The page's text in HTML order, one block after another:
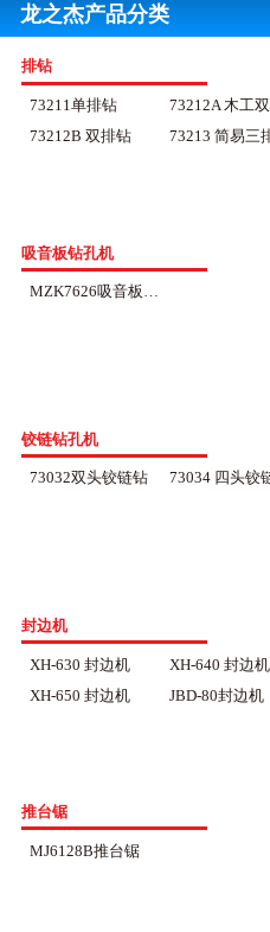
龙之杰产品分类
排钻
73211单排钻
73212A 木工
73212B 双排钻
73213 简易三
吸音板钻孔机
MZK7626吸音板钻孔机
铰链钻孔机
73032双头铰链钻 73034 四头铰
封边机
XH-630 封边机
XH-640 封边机
XH-650 封边机
JBD-80封边机
推台锯
MJ6128B推台锯